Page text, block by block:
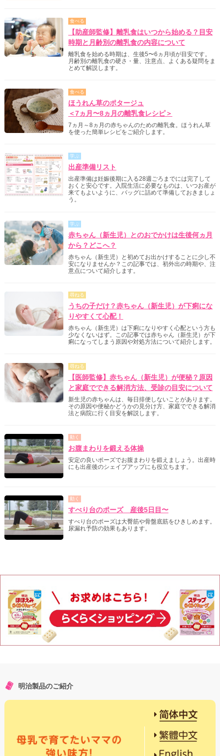
食べる
【助産師監修】離乳食はいつから始める？目安
時期と月齢別の離乳食の内容について
離乳食を始める時期は、生後5〜6ヵ月頃が目安です。
月齢別の離乳食の硬さ・量、注意点、よくある疑問をま
とめて解説します。
食べる
ほうれん草のポタージュ
＜7ヵ月〜8ヵ月の離乳食レシピ＞
7ヵ月～8ヵ月の赤ちゃんのための離乳食。ほうれん草
を使った簡単レシピをご紹介します。
学ぶ
出産準備リスト
出産準備は妊娠後期に入る28週ごろまでには完了して
おくと安心です。入院生活に必要なものは、いつお産が
来てもよいように、バッグに詰めて準備しておきましょ
う。
学ぶ
赤ちゃん（新生児）とのおでかけは生後何ヵ月
から？どこへ？
赤ちゃん（新生児）と初めてお出かけすることに少し不
安になりませんか？この記事では、初外出の時期や、注
意点について紹介します。
尋ねる
うちの子だけ？赤ちゃん（新生児）が下痢にな
りやすくて心配！
赤ちゃん（新生児）は下痢になりやすく心配という方も
少なくないはず。この記事では赤ちゃん（新生児）が下
痢になってしまう原因や対処方法について紹介します。
尋ねる
【医師監修】赤ちゃん（新生児）が便秘？原因
と家庭でできる解消方法、受診の目安について
新生児の赤ちゃんは、毎日排便しないことがあります。
その原因や便秘かどうかの見分け方、家庭でできる解消
法と病院に行く目安を解説します。
動く
お腹まわりを鍛える体操
安定の良いポーズでお腹まわりを鍛えましょう。出産時
にも出産後のシェイプアップにも役立ちます。
動く
すべり台のポーズ 産後5日目〜
すべり台のポーズは大臀筋や骨盤底筋をひきしめます。
尿漏れ予防の効果もあります。
明治製品のご紹介